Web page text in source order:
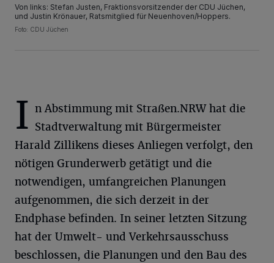
Von links: Stefan Justen, Fraktionsvorsitzender der CDU Jüchen,
und Justin Krönauer, Ratsmitglied für Neuenhoven/Hoppers.
Foto: CDU Jüchen
I n Abstimmung mit Straßen.NRW hat die
Stadtverwaltung mit Bürgermeister
Harald Zillikens dieses Anliegen verfolgt, den
nötigen Grunderwerb getätigt und die
notwendigen, umfangreichen Planungen
aufgenommen, die sich derzeit in der
Endphase befinden. In seiner letzten Sitzung
hat der Umwelt- und Verkehrsausschuss
beschlossen, die Planungen und den Bau des